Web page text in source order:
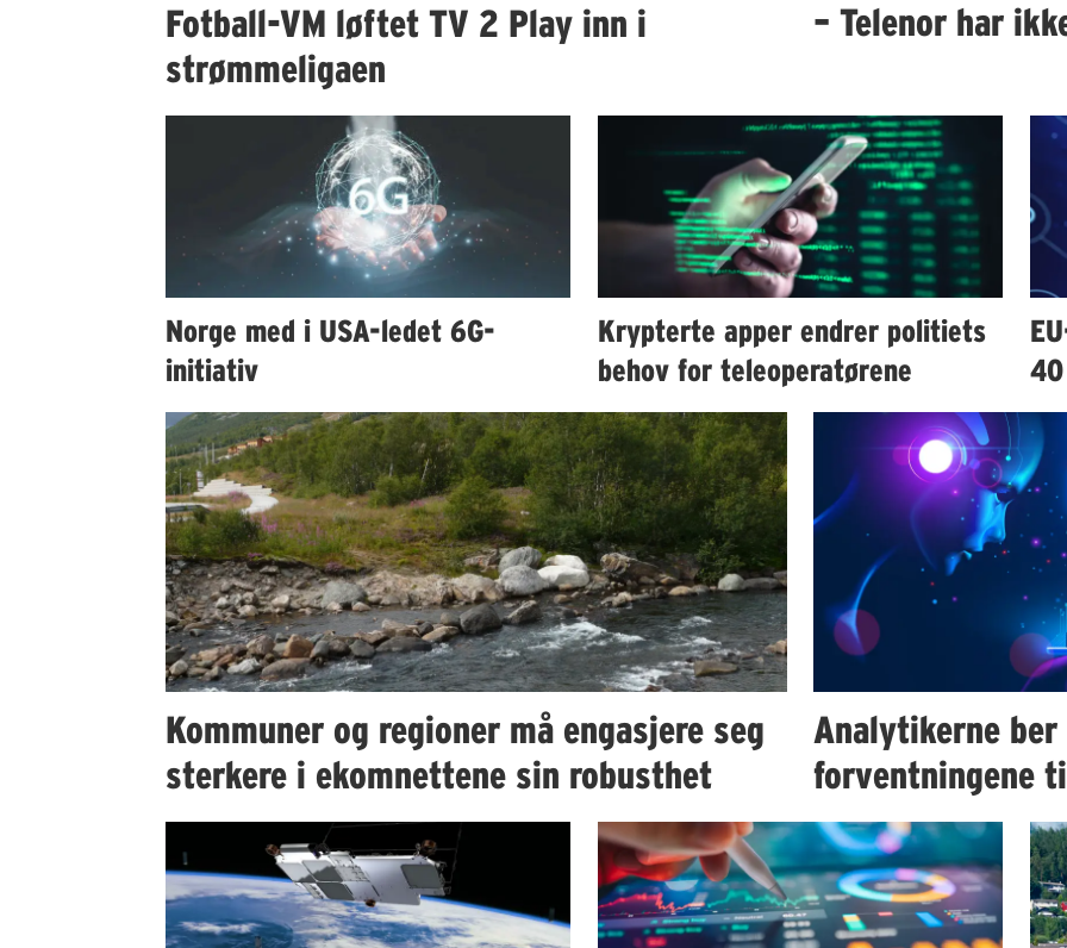
Fotball-VM løftet TV 2 Play inn i
strømmeligaen
– Telenor har
Norge med i USA-ledet 6G-
initiativ
Krypterte apper endrer politiets
behov for teleoperatørene
Kommuner og regioner må engasjere seg
sterkere i ekomnettene sin robusthet
Analytikerne ber
forventningene